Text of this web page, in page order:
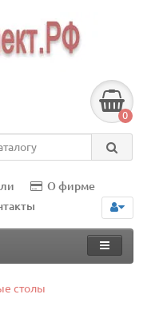
0
О фирме
столы